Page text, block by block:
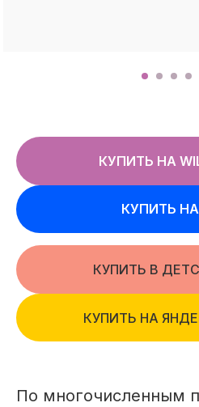
КУПИТЬ НА
КУПИТЬ НА
КУПИТЬ В
КУПИТЬ НА
По многочисленным